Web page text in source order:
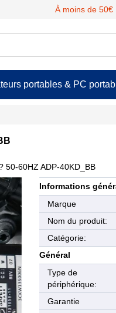
À moins de 50€
portables & PC
50-60HZ ADP-40KD_BB
Informations
Marque
Nom du produit:
Catégorie:
Général
Type de
périphérique:
Garantie